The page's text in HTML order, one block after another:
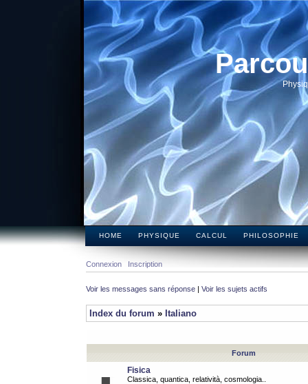
HOME PHYSIQUE CALCUL PHILOSOPHIE
Connexion Inscription
Voir les messages sans réponse | Voir les sujets actifs
Index du forum » Italiano
Forum
Fisica
Classica, quantica, relatività, cosmologia..